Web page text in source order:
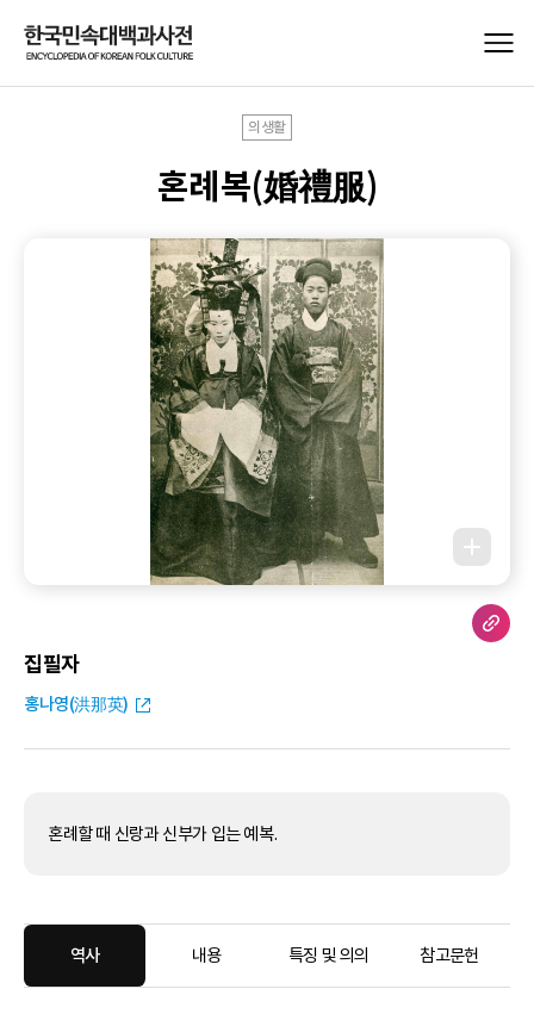
의생활
혼례복(婚禮服)
집필자
홍나영(洪那英)
혼례할 때 신랑과 신부가 입는 예복.
역사 내용 특징 및 의의 참고문헌